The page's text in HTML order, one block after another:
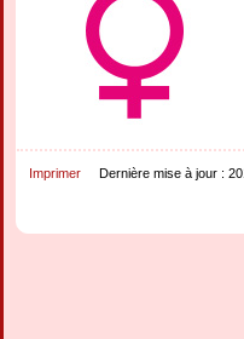
Imprimer Dernière mise à jour :